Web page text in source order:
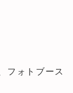
フォトブース